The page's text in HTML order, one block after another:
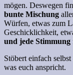
mögen. Deswegen
bunte Mischung
Würfen, etwas zum
Geschicklichkeit,
und jede Stimmung
Stöbert einfach
was euch anspricht.